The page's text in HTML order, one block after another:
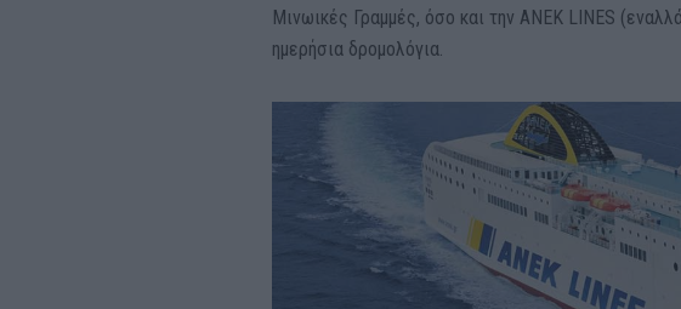
Μινωικές Γραμμές, όσο και την ΑΝΕΚ LINES
ημερήσια δρομολόγια.